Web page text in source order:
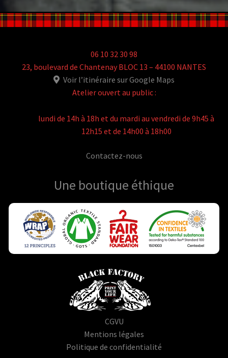
06 10 32 30 98
23, boulevard de Chantenay BLOC 13 – 44100 NANTES
Voir l’itinéraire sur Google Maps
Atelier ouvert au public :
lundi de 14h à 18h et du mardi au vendredi de 9h45 à
12h15 et de 14h00 à 18h00
Contactez-nous
Une boutique éthique
CGVU
Mentions légales
Politique de confidentialité